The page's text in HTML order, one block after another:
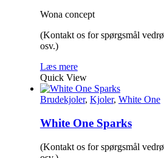
Wona concept
(Kontakt os for spørgsmål
osv.)
Læs mere
Quick View
Brudekjoler, Kjoler, White One
White One Sparks
(Kontakt os for spørgsmål